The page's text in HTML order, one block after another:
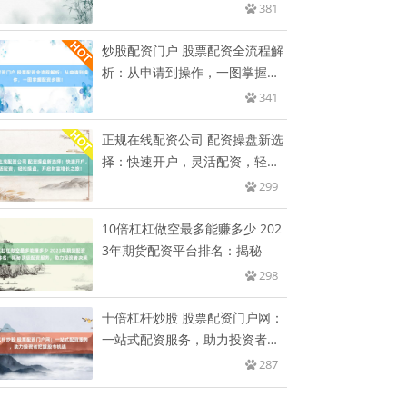
381
炒股配资门户 股票配资全流程解
析：从申请到操作，一图掌握配
341
正规在线配资公司 配资操盘新选
择：快速开户，灵活配资，轻松
299
10倍杠杠做空最多能赚多少 202
3年期货配资平台排名：揭秘
298
十倍杠杆炒股 股票配资门户网：
一站式配资服务，助力投资者把
287